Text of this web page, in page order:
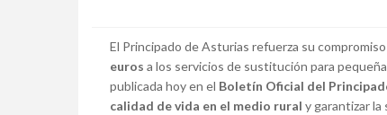
El Principado de Asturias refuerza su
euros a los servicios de sustitución para
publicada hoy en el Boletín Oficial del
calidad de vida en el medio rural y garantizar